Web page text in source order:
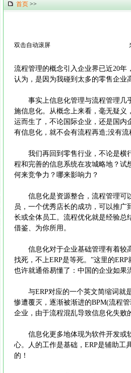
首页 >>
双击自动滚屏
流程管理的概念引入企业界已近20
认为，是因为我碰到太多的零售企业
事实上信息化管理与流程管理几乎
施信息化。从概念上来看，毫无疑义
运而生了，不论国际企业，还是国内
有信息化，就不会有流程再造;没有
我们再回到零售行业，不论是横行
程和完善的信息系统在攻城略地？试
何来竞争力？哪来影响力？
信息化是资源整合，流程管理可以
员，一个优秀店长的成功，可以推
长或全体员工。流程优化就是经验总
借鉴、为你所用。
信息化对于企业基础管理有着较高
找死，不上ERP是等死。”这里的
也许就通俗易懂了：中国的企业如果
与ERP对应的一个英文简缩词就是
惨遭覆灭，逐渐被渐进的BPM(流程
企业，由于流程混乱导致信息化失败
信息化更多地体现为软件开发或软
心。人的工作是基础，ERP是辅助工
的！